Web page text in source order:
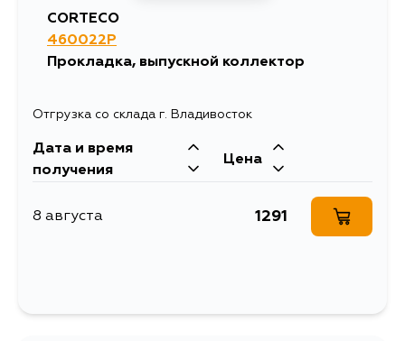
CORTECO
460022P
Прокладка, выпускной коллектор
Отгрузка со склада г. Владивосток
Дата и время
получения
Цена
8 августа 1291